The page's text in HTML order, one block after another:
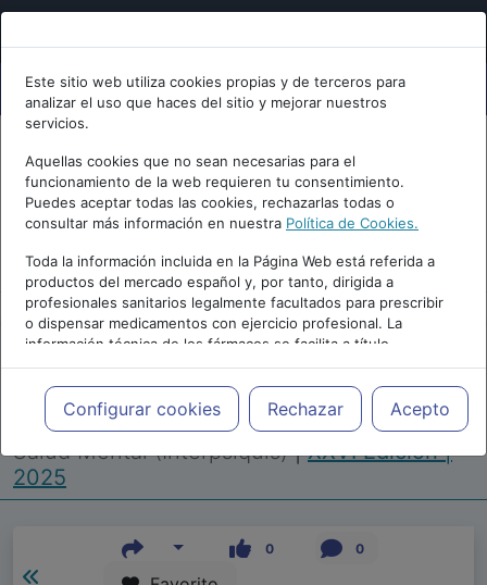
Este sitio web utiliza cookies propias y de terceros para
analizar el uso que haces del sitio y mejorar nuestros
servicios.
Aquellas cookies que no sean necesarias para el
funcionamiento de la web requieren tu consentimiento.
Puedes aceptar todas las cookies, rechazarlas todas o
consultar más información en nuestra Política de Cookies.
Toda la información incluida en la Página Web está referida a
productos del mercado español y, por tanto, dirigida a
profesionales sanitarios legalmente facultados para prescribir
o dispensar medicamentos con ejercicio profesional. La
información técnica de los fármacos se facilita a título
meramente informativo, siendo responsabilidad de los
profesionales facultados prescribir medicamentos y decidir, en
cada caso concreto, el tratamiento más adecuado a las
necesidades del paciente.
Configurar cookies Rechazar Acepto
Repositorio de Artículos |Congreso Virtual
Internacional de Psiquiatría, Psicología y
Salud Mental (Interpsiquis)|XXVI Edición |
2025
0 0